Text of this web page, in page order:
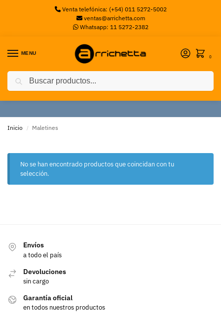
Venta telefónica: (+54) 011 5272-5002
ventas@arrichetta.com
Whatsapp: 11 5272-2382
MENU
0
Maletines
Inicio / Maletines
No se han encontrado productos que coincidan con tu
selección.
Envíos
a todo el país
Devoluciones
sin cargo
Garantía oficial
en todos nuestros productos